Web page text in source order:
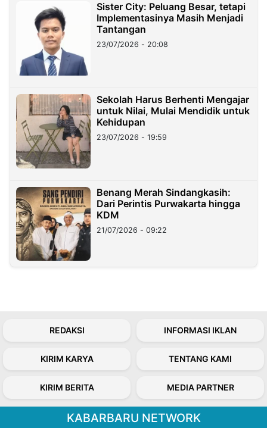
Sister City: Peluang Besar, tetapi
Implementasinya Masih Menjadi
Tantangan
23/07/2026 - 20:08
Sekolah Harus Berhenti Mengajar
untuk Nilai, Mulai Mendidik untuk
Kehidupan
23/07/2026 - 19:59
Benang Merah Sindangkasih:
Dari Perintis Purwakarta hingga
KDM
21/07/2026 - 09:22
REDAKSI INFORMASI IKLAN
KIRIM KARYA TENTANG KAMI
KIRIM BERITA MEDIA PARTNER
KABARBARU NETWORK